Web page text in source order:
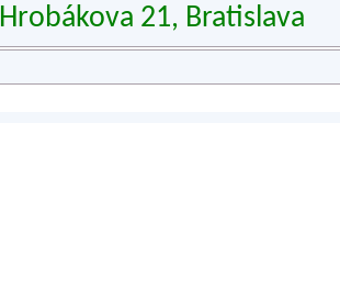
Hrobákova 21, Bratislava